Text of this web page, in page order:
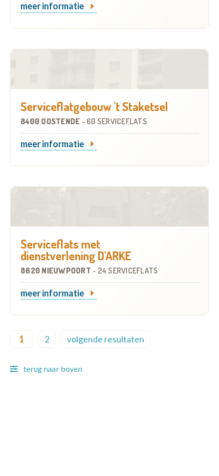
meer informatie
Serviceflatgebouw 't Staketsel
8400 OOSTENDE - 60 SERVICEFLATS
meer informatie
Serviceflats met
dienstverlening D'ARKE
8620 NIEUWPOORT - 24 SERVICEFLATS
meer informatie
1 2 volgende resultaten
terug naar boven